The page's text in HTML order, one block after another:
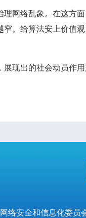
络乱象。在这方面
。给算法安上价值
出的社会动员作用
络安全和信息化委员